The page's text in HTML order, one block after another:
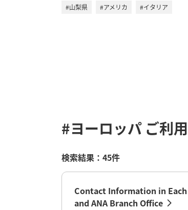
#山梨県
#アメリカ #イタリア
#ヨーロッパ ご利
検索結果：45件
Contact Information in
and ANA Branch Office